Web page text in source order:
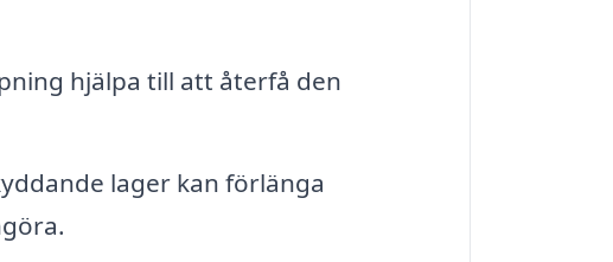
hjälpa till att återfå den
lager kan förlänga